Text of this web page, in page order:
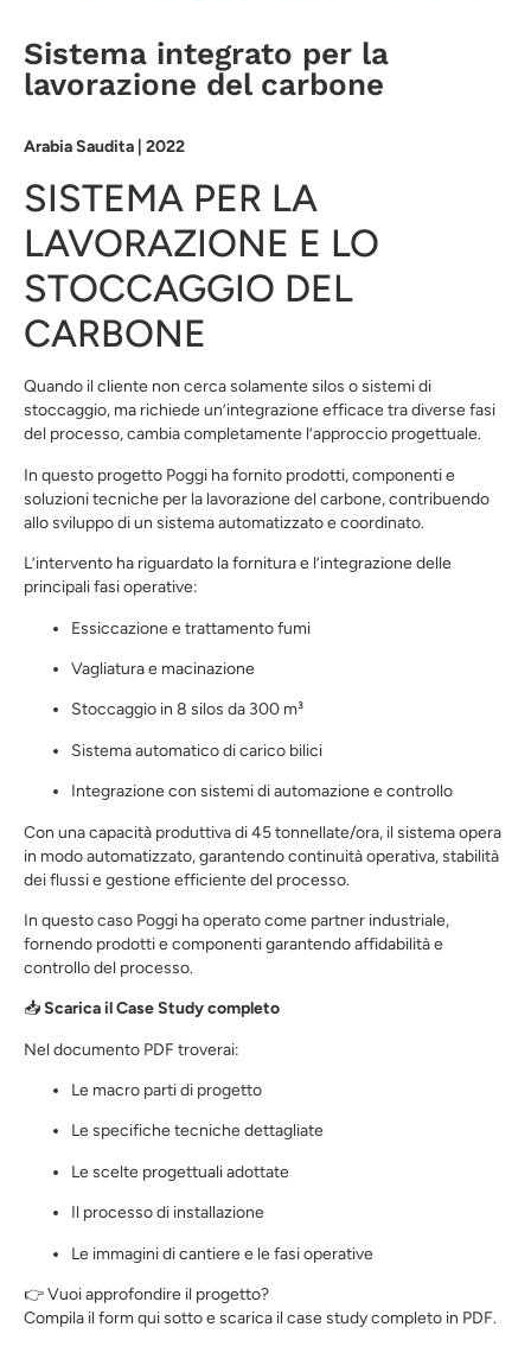
Sistema integrato per la
lavorazione del carbone
Arabia Saudita | 2022
SISTEMA PER LA
LAVORAZIONE E LO
STOCCAGGIO DEL
CARBONE
Quando il cliente non cerca solamente silos o sistemi di
stoccaggio, ma richiede un’integrazione efficace tra diverse fasi
del processo, cambia completamente l’approccio progettuale.
In questo progetto Poggi ha fornito prodotti, componenti e
soluzioni tecniche per la lavorazione del carbone, contribuendo
allo sviluppo di un sistema automatizzato e coordinato.
L’intervento ha riguardato la fornitura e l’integrazione delle
principali fasi operative:
Essiccazione e trattamento fumi
Vagliatura e macinazione
Stoccaggio in 8 silos da 300 m³
Sistema automatico di carico bilici
Integrazione con sistemi di automazione e controllo
Con una capacità produttiva di 45 tonnellate/ora, il sistema opera
in modo automatizzato, garantendo continuità operativa, stabilità
dei flussi e gestione efficiente del processo.
In questo caso Poggi ha operato come partner industriale,
fornendo prodotti e componenti garantendo affidabilità e
controllo del processo.
📥Scarica il Case Study completo
Nel documento PDF troverai:
Le macro parti di progetto
Le specifiche tecniche dettagliate
Le scelte progettuali adottate
Il processo di installazione
Le immagini di cantiere e le fasi operative
👉 Vuoi approfondire il progetto?
Compila il form qui sotto e scarica il case study completo in PDF.